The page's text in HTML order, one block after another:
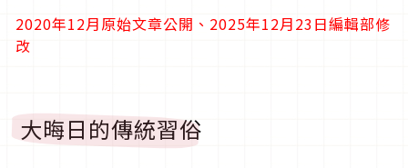
2020年12月原始文章公開、2025年12月23日編輯部修
改
大晦日的傳統習俗